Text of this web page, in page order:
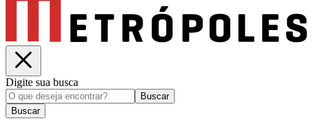
Digite sua busca
Buscar
Buscar